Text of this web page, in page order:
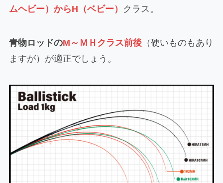
ムヘビー）からH（ベビー）
クラス。
青物ロッドのM～ＭＨクラス前後（硬いものもあり
ますが）が適正でしょう。